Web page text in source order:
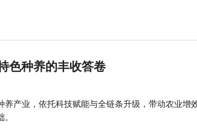
色种养的丰收答卷
养产业，依托科技赋能与全链条升级，带动农业增